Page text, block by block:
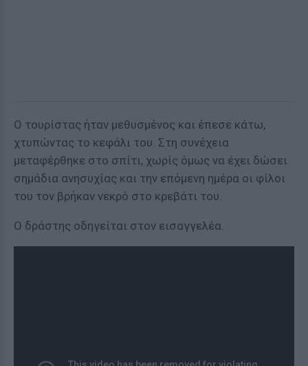
Ο τουρίστας ήταν μεθυσμένος και έπεσε κάτω,
χτυπώντας το κεφάλι του. Στη συνέχεια
μεταφέρθηκε στο σπίτι, χωρίς όμως να έχει δώσει
σημάδια ανησυχίας και την επόμενη ημέρα οι φίλοι
του τον βρήκαν νεκρό στο κρεβάτι του.
Ο δράστης οδηγείται στον εισαγγελέα.